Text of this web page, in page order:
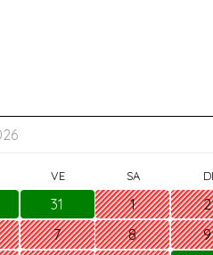
VE SA DI
31 1
2
7 8
9